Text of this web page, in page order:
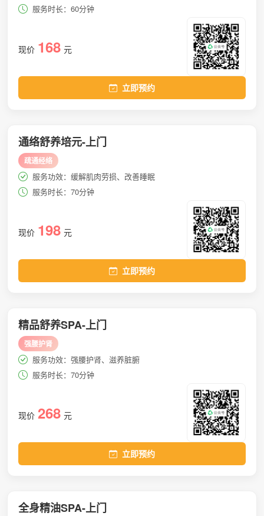
服务时长：60分钟
现价 168 元
立即预约
通络舒养培元-上门
疏通经络
服务功效：缓解肌肉劳损、改善睡眠
服务时长：70分钟
现价 198 元
立即预约
精品舒养SPA-上门
强腰护肾
服务功效：强腰护肾、滋养脏腑
服务时长：70分钟
现价 268 元
立即预约
全身精油SPA-上门